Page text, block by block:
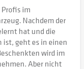
im
Nachdem der
hat und die
geht es in einen
wird im
Aber nicht